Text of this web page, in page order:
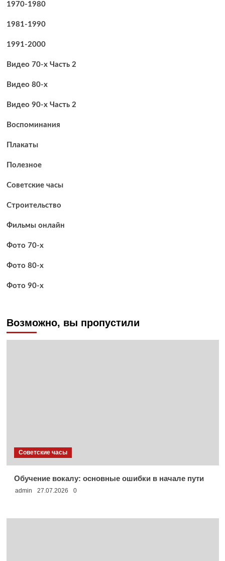
1970-1980
1981-1990
1991-2000
Видео 70-х Часть 2
Видео 80-х
Видео 90-х Часть 2
Воспоминания
Плакаты
Полезное
Советские часы
Строительство
Фильмы онлайн
Фото 70-х
Фото 80-х
Фото 90-х
Возможно, вы пропустили
Советские часы
Обучение вокалу: основные ошибки в начале пути
admin 27.07.2026 0